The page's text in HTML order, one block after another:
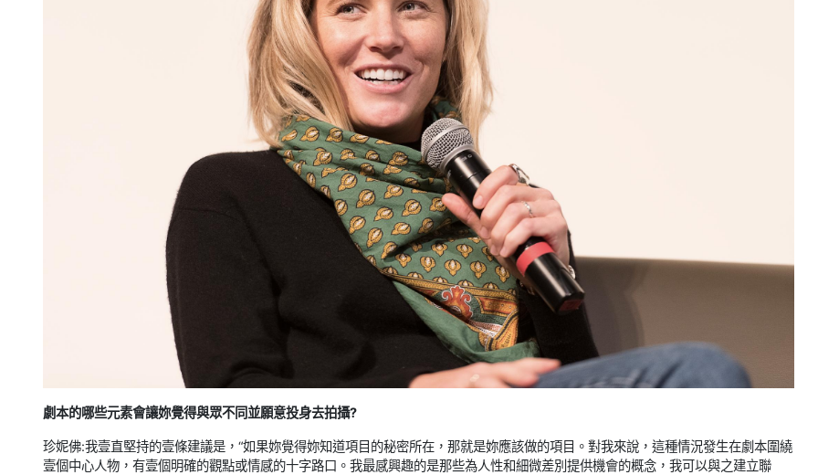
劇本的哪些元素會讓妳覺得與眾不同並願意投身去拍攝?
珍妮佛:我壹直堅持的壹條建議是，“如果妳覺得妳知道項目的秘密所在，那就是妳應該做的項目。對我來說，這種情況發生在劇本圍繞
壹個中心人物，有壹個明確的觀點或情感的十字路口。我最感興趣的是那些為人性和細微差別提供機會的概念，我可以與之建立聯